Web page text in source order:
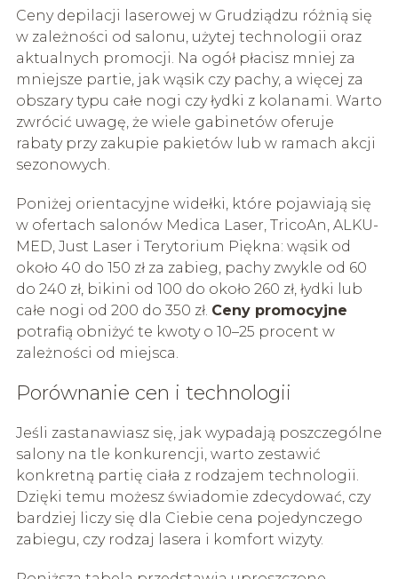
Ceny depilacji laserowej w Grudziądzu różnią się
w zależności od salonu, użytej technologii oraz
aktualnych promocji. Na ogół płacisz mniej za
mniejsze partie, jak wąsik czy pachy, a więcej za
obszary typu całe nogi czy łydki z kolanami. Warto
zwrócić uwagę, że wiele gabinetów oferuje
rabaty przy zakupie pakietów lub w ramach akcji
sezonowych.
Poniżej orientacyjne widełki, które pojawiają się
w ofertach salonów Medica Laser, TricoAn, ALKU-
MED, Just Laser i Terytorium Piękna: wąsik od
około 40 do 150 zł za zabieg, pachy zwykle od 60
do 240 zł, bikini od 100 do około 260 zł, łydki lub
całe nogi od 200 do 350 zł. Ceny promocyjne
potrafią obniżyć te kwoty o 10–25 procent w
zależności od miejsca.
Porównanie cen i technologii
Jeśli zastanawiasz się, jak wypadają poszczególne
salony na tle konkurencji, warto zestawić
konkretną partię ciała z rodzajem technologii.
Dzięki temu możesz świadomie zdecydować, czy
bardziej liczy się dla Ciebie cena pojedynczego
zabiegu, czy rodzaj lasera i komfort wizyty.